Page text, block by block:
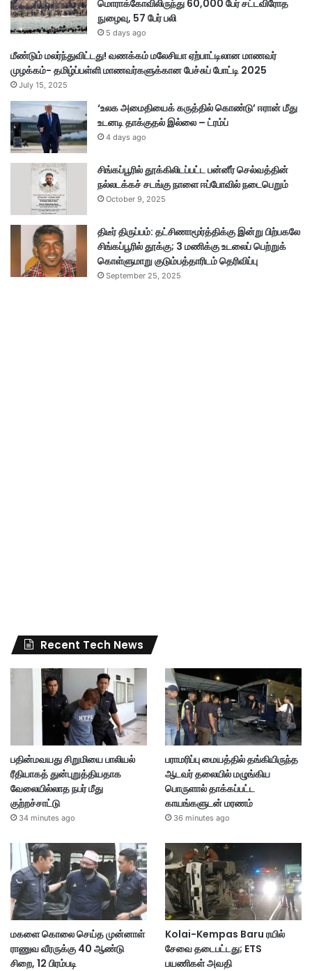
மொராக்கோவிலிருந்து 60,000 பேர் சட்டவிரோத
நுழைவு, 57 பேர் பலி
5 days ago
மீண்டும் மலர்ந்துவிட்டது! வணக்கம் மலேசியா ஏற்பாட்டிலான மாணவர்
முழக்கம்- தமிழ்ப்பள்ளி மாணவர்களுக்கான பேச்சுப் போட்டி 2025
July 15, 2025
‘உலக அமைதியைக் கருத்தில் கொண்டு’ ஈரான் மீது
உடனடி தாக்குதல் இல்லை – ட்ரம்ப்
4 days ago
சிங்கப்பூரில் தூக்கிலிடப்பட்ட பன்னீர் செல்வத்தின்
நல்லடக்கச் சடங்கு நாளை ஈப்போவில் நடைபெறும்
October 9, 2025
திடீர் திருப்பம்: தட்சிணாமூர்த்திக்கு இன்று பிற்பகலே
சிங்கப்பூரில் தூக்கு; 3 மணிக்கு உடலைப் பெற்றுக்
கொள்ளுமாறு குடும்பத்தாரிடம் தெரிவிப்பு
September 25, 2025
Recent Tech News
பதின்மவயது சிறுமியை பாலியல்
ரீதியாகத் துன்புறுத்தியதாக
வேலையில்லாத நபர் மீது
குற்றச்சாட்டு
34 minutes ago
பராமரிப்பு மையத்தில் தங்கியிருந்த
ஆடவர் தலையில் மழுங்கிய
பொருளால் தாக்கப்பட்ட
காயங்களுடன் மரணம்
36 minutes ago
மகளை கொலை செய்த முன்னாள்
ராணுவ வீரருக்கு 40 ஆண்டு
சிறை, 12 பிரம்படி
Kolai-Kempas Baru ரயில்
சேவை தடைபட்டது; ETS
பயணிகள் அவதி